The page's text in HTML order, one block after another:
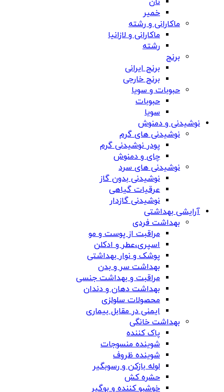
خمیر
ماکارانی و رشته
ماکارانی و لازانیا
رشته
برنج
برنج ایرانی
برنج خارجی
حبوبات و سویا
حبوبات
سویا
نوشیدنی و دمنوش
نوشیدنی های گرم
پودر نوشیدنی گرم
چای و دمنوش
نوشیدنی های سرد
نوشیدنی بدون گاز
عرقیات گیاهی
نوشیدنی گازدار
آرایشی بهداشتی
بهداشت فردی
مراقبت از پوست و مو
اسپری،عطر و ادکلن
پوشک و نوار بهداشتی
بهداشت سر و بدن
مراقبت و بهداشت جنسی
بهداشت دهان و دندان
محصولات سلولزی
ایمنی در مقابل بیماری
بهداشت خانگی
پاک کننده
شوینده منسوجات
شوینده ظروف
لوله بازکن و رسوبگیر
حشره کش
خوشبو کننده و بوگیر